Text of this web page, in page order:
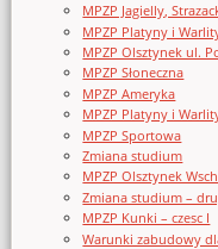
MPZP Jagielly,
MPZP Platyny i
MPZP Olsztynek ul.
MPZP Słoneczna
MPZP Ameryka
MPZP Platyny i
MPZP Sportowa
Zmiana studium
MPZP Olsztynek
Zmiana studium –
MPZP Kunki – czesc I
Warunki zabudowy